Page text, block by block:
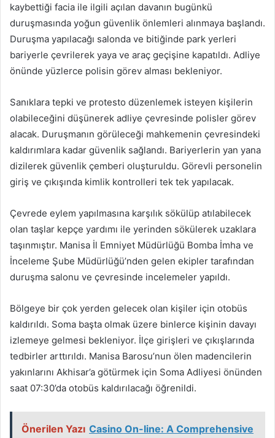
kaybettiği facia ile ilgili açılan davanın bugünkü
duruşmasında yoğun güvenlik önlemleri alınmaya başlandı.
Duruşma yapılacağı salonda ve bitiğinde park yerleri
bariyerle çevrilerek yaya ve araç geçişine kapatıldı. Adliye
önünde yüzlerce polisin görev alması bekleniyor.
Sanıklara tepki ve protesto düzenlemek isteyen kişilerin
olabileceğini düşünerek adliye çevresinde polisler görev
alacak. Duruşmanın görüleceği mahkemenin çevresindeki
kaldırımlara kadar güvenlik sağlandı. Bariyerlerin yan yana
dizilerek güvenlik çemberi oluşturuldu. Görevli personelin
giriş ve çıkışında kimlik kontrolleri tek tek yapılacak.
Çevrede eylem yapılmasına karşılık sökülüp atılabilecek
olan taşlar kepçe yardımı ile yerinden sökülerek uzaklara
taşınmıştır. Manisa İl Emniyet Müdürlüğü Bomba İmha ve
İnceleme Şube Müdürlüğü’nden gelen ekipler tarafından
duruşma salonu ve çevresinde incelemeler yapıldı.
Bölgeye bir çok yerden gelecek olan kişiler için otobüs
kaldırıldı. Soma başta olmak üzere binlerce kişinin davayı
izlemeye gelmesi bekleniyor. İlçe girişleri ve çıkışlarında
tedbirler arttırıldı. Manisa Barosu’nun ölen madencilerin
yakınlarını Akhisar’a götürmek için Soma Adliyesi önünden
saat 07:30’da otobüs kaldırılacağı öğrenildi.
Önerilen Yazı Casino On-line: A Comprehensive